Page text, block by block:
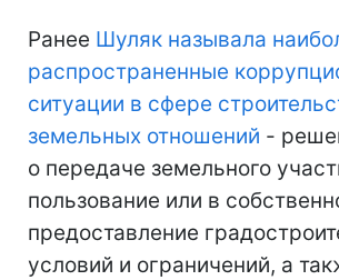
Ранее Шуляк называла
распространенные
ситуации в сфере
земельных отношений -
о передаче земельного
пользование или в
предоставление
условий и ограничений, а